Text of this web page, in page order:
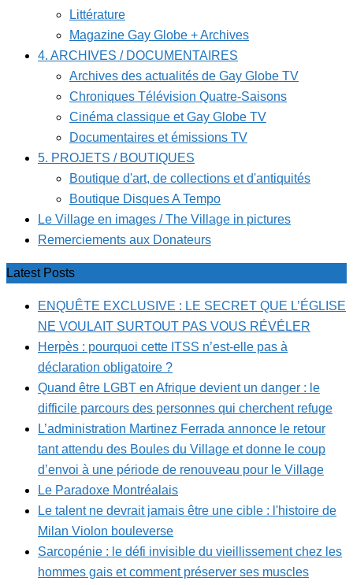
Littérature
Magazine Gay Globe + Archives
4. ARCHIVES / DOCUMENTAIRES
Archives des actualités de Gay Globe TV
Chroniques Télévision Quatre-Saisons
Cinéma classique et Gay Globe TV
Documentaires et émissions TV
5. PROJETS / BOUTIQUES
Boutique d'art, de collections et d'antiquités
Boutique Disques A Tempo
Le Village en images / The Village in pictures
Remerciements aux Donateurs
Latest Posts
ENQUÊTE EXCLUSIVE : LE SECRET QUE L’ÉGLISE
NE VOULAIT SURTOUT PAS VOUS RÉVÉLER
Herpès : pourquoi cette ITSS n’est-elle pas à
déclaration obligatoire ?
Quand être LGBT en Afrique devient un danger : le
difficile parcours des personnes qui cherchent refuge
L’administration Martinez Ferrada annonce le retour
tant attendu des Boules du Village et donne le coup
d’envoi à une période de renouveau pour le Village
Le Paradoxe Montréalais
Le talent ne devrait jamais être une cible : l'histoire de
Milan Violon bouleverse
Sarcopénie : le défi invisible du vieillissement chez les
hommes gais et comment préserver ses muscles